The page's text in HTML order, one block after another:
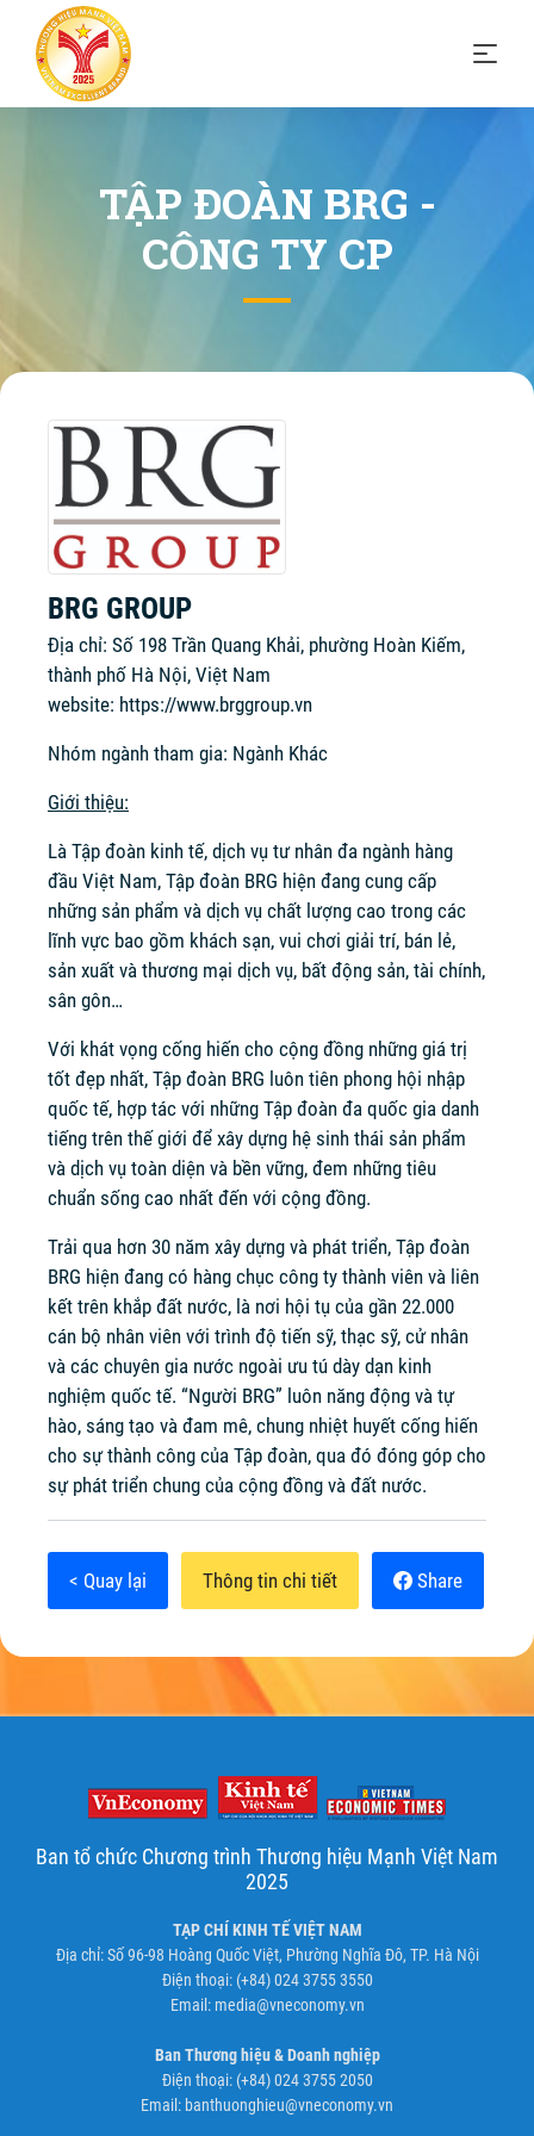
TẬP ĐOÀN BRG -
CÔNG TY CP
BRG GROUP
Địa chỉ: Số 198 Trần Quang Khải, phường Hoàn Kiếm,
thành phố Hà Nội, Việt Nam
website: https://www.brggroup.vn
Nhóm ngành tham gia: Ngành Khác
Giới thiệu:
Là Tập đoàn kinh tế, dịch vụ tư nhân đa ngành hàng
đầu Việt Nam, Tập đoàn BRG hiện đang cung cấp
những sản phẩm và dịch vụ chất lượng cao trong các
lĩnh vực bao gồm khách sạn, vui chơi giải trí, bán lẻ,
sản xuất và thương mại dịch vụ, bất động sản, tài chính,
sân gôn…
Với khát vọng cống hiến cho cộng đồng những giá trị
tốt đẹp nhất, Tập đoàn BRG luôn tiên phong hội nhập
quốc tế, hợp tác với những Tập đoàn đa quốc gia danh
tiếng trên thế giới để xây dựng hệ sinh thái sản phẩm
và dịch vụ toàn diện và bền vững, đem những tiêu
chuẩn sống cao nhất đến với cộng đồng.
Trải qua hơn 30 năm xây dựng và phát triển, Tập đoàn
BRG hiện đang có hàng chục công ty thành viên và liên
kết trên khắp đất nước, là nơi hội tụ của gần 22.000
cán bộ nhân viên với trình độ tiến sỹ, thạc sỹ, cử nhân
và các chuyên gia nước ngoài ưu tú dày dạn kinh
nghiệm quốc tế. “Người BRG” luôn năng động và tự
hào, sáng tạo và đam mê, chung nhiệt huyết cống hiến
cho sự thành công của Tập đoàn, qua đó đóng góp cho
sự phát triển chung của cộng đồng và đất nước.
< Quay lại Thông tin chi tiết Share
Ban tổ chức Chương trình Thương hiệu Mạnh Việt Nam
2025
TẠP CHÍ KINH TẾ VIỆT NAM
Địa chỉ: Số 96-98 Hoàng Quốc Việt, Phường Nghĩa Đô, TP. Hà Nội
Điện thoại: (+84) 024 3755 3550
Email: media@vneconomy.vn
Ban Thương hiệu & Doanh nghiệp
Điện thoại: (+84) 024 3755 2050
Email: banthuonghieu@vneconomy.vn